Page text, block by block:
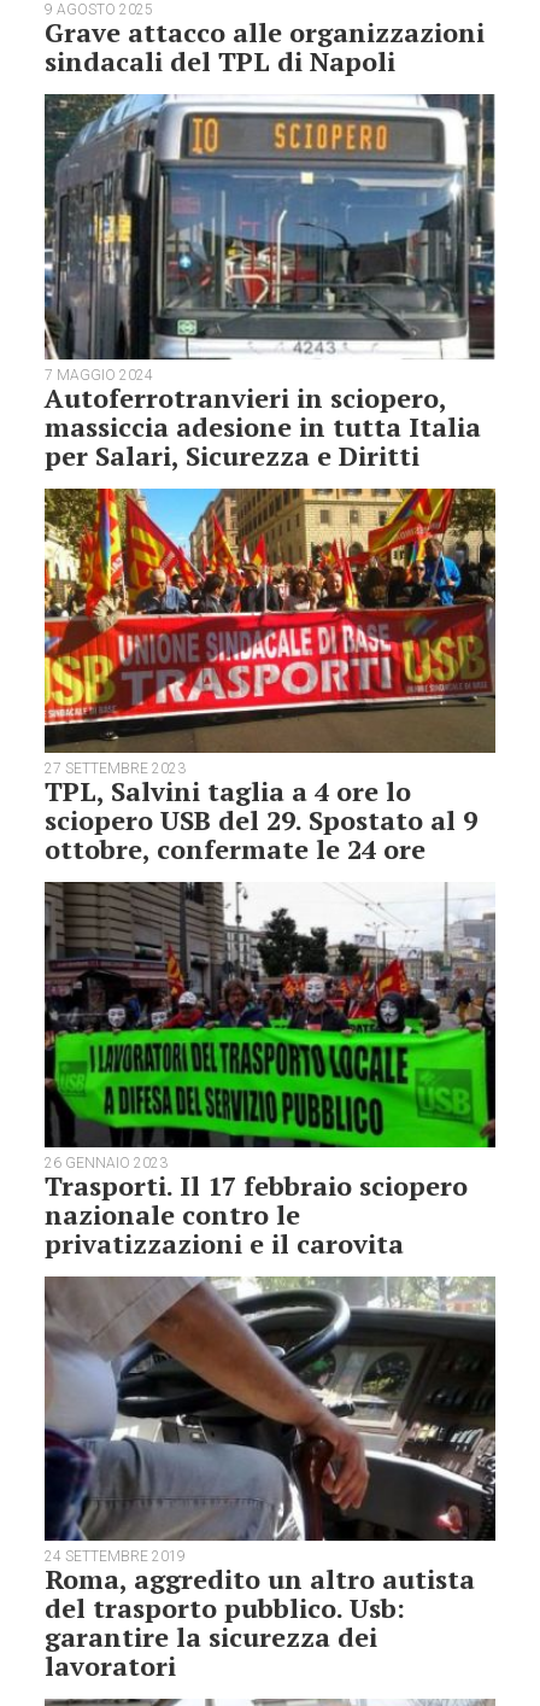
9 AGOSTO 2025
Grave attacco alle organizzazioni
sindacali del TPL di Napoli
7 MAGGIO 2024
Autoferrotranvieri in sciopero,
massiccia adesione in tutta Italia
per Salari, Sicurezza e Diritti
27 SETTEMBRE 2023
TPL, Salvini taglia a 4 ore lo
sciopero USB del 29. Spostato al 9
ottobre, confermate le 24 ore
26 GENNAIO 2023
Trasporti. Il 17 febbraio sciopero
nazionale contro le
privatizzazioni e il carovita
24 SETTEMBRE 2019
Roma, aggredito un altro autista
del trasporto pubblico. Usb:
garantire la sicurezza dei
lavoratori